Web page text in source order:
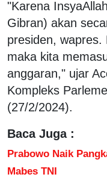
"Karena
Gibran) akan
presiden, wapres.
maka kita
anggaran," ujar
Kompleks
(27/2/2024).
Baca Juga :
Prabowo Naik
Mabes TNI